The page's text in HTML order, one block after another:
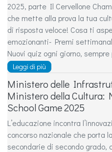
2025, parte Il Cervellone
che mette alla prova la tua
di risposta veloce! Cosa ti
emozionanti- Premi
Nuovi quiz ogni giorno,
Leggi di più
Ministero delle
Ministero della Cultura:
School Game 2025
L’educazione incontra
concorso nazionale che porta
secondarie di secondo grado,